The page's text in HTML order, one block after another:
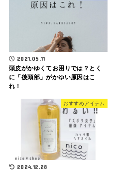
2021.05.11
頭皮がかゆくてお困りでは？とく
に「後頭部」がかゆい原因はこ
れ！
おすすめアイテム
2024.12.28